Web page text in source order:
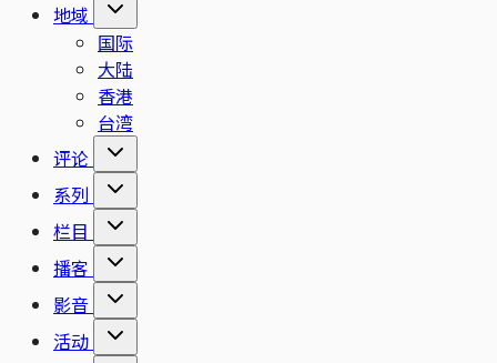
地域
国际
大陆
香港
台湾
评论
系列
栏目
播客
影音
活动